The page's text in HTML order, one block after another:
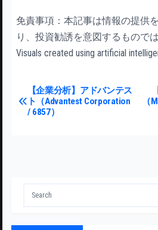
免責事項：本記事は情報の提供
り、投資勧誘を意図するもので
Visuals created using artificial
投稿ナビゲー
（
【企業分析】アドバンテス
ト（Advantest Corporation
/ 6857）